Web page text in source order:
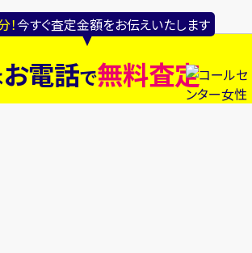
！今すぐ査定金額をお伝えいたします
お電話で無料査定